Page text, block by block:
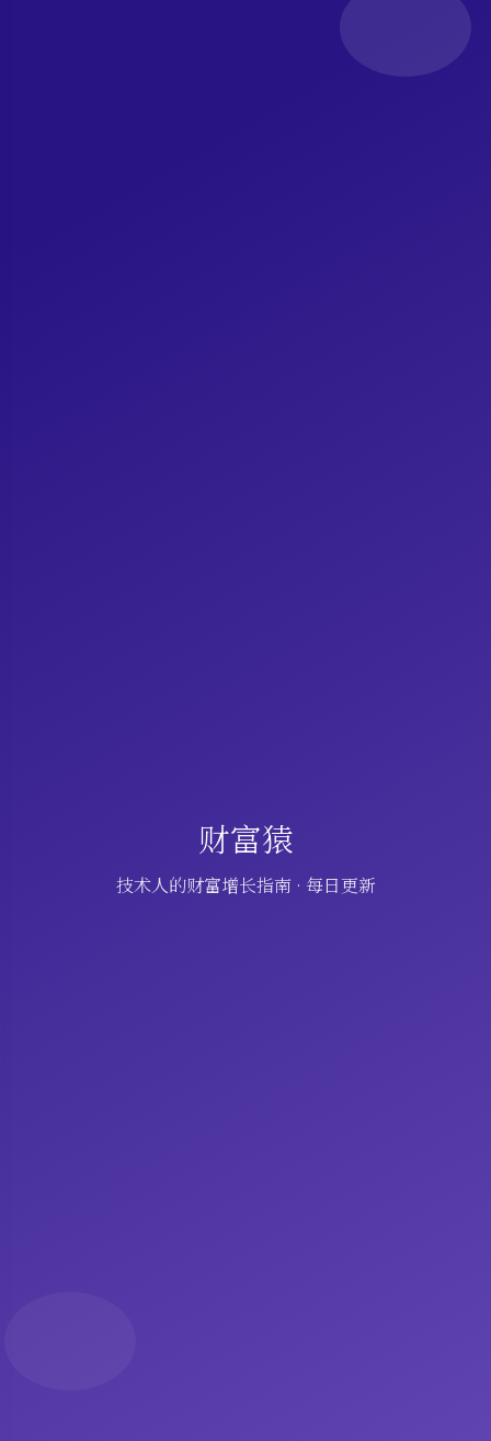
财富猿
技术人的财富增长指南 · 每日更新